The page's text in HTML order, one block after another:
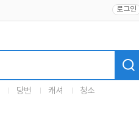
로그인
당번 캐셔 청소